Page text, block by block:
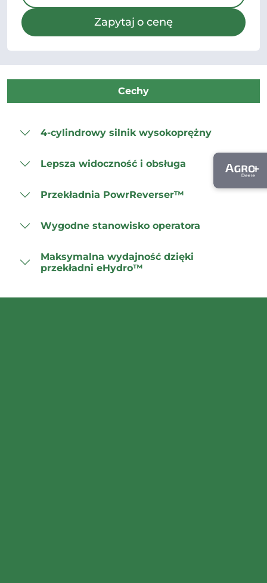
Zapytaj o cenę
Cechy
4-cylindrowy silnik wysokoprężny
Lepsza widoczność i obsługa
Przekładnia PowrReverser™
Wygodne stanowisko operatora
Maksymalna wydajność dzięki
przekładni eHydro™